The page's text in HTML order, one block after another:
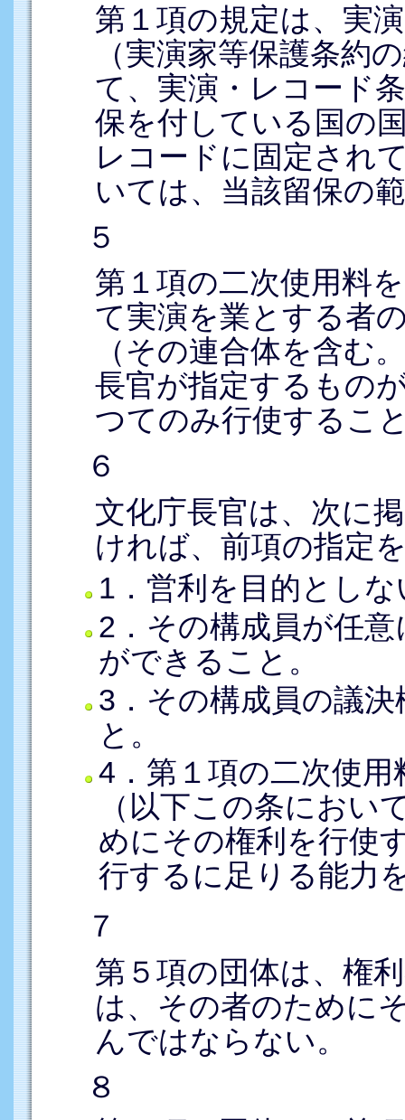
第１項の規定は、実
（実演家等保護条約
て、実演・レコード
保を付している国の
レコードに固定され
いては、当該留保の
５
第１項の二次使用料
て実演を業とする者
（その連合体を含む
長官が指定するもの
つてのみ行使するこ
６
文化庁長官は、次に
ければ、前項の指定
1．営利を目的とし
2．その構成員が任
ができること。
3．その構成員の議
と。
4．第１項の二次使
（以下この条におい
めにその権利を行使
行するに足りる能力
７
第５項の団体は、権
は、その者のために
んではならない。
８